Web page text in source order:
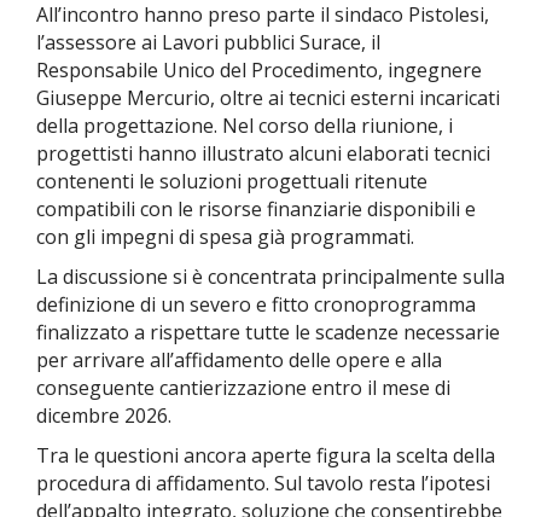
All’incontro hanno preso parte il sindaco Pistolesi,
l’assessore ai Lavori pubblici Surace, il
Responsabile Unico del Procedimento, ingegnere
Giuseppe Mercurio, oltre ai tecnici esterni incaricati
della progettazione. Nel corso della riunione, i
progettisti hanno illustrato alcuni elaborati tecnici
contenenti le soluzioni progettuali ritenute
compatibili con le risorse finanziarie disponibili e
con gli impegni di spesa già programmati.
La discussione si è concentrata principalmente sulla
definizione di un severo e fitto cronoprogramma
finalizzato a rispettare tutte le scadenze necessarie
per arrivare all’affidamento delle opere e alla
conseguente cantierizzazione entro il mese di
dicembre 2026.
Tra le questioni ancora aperte figura la scelta della
procedura di affidamento. Sul tavolo resta l’ipotesi
dell’appalto integrato, soluzione che consentirebbe